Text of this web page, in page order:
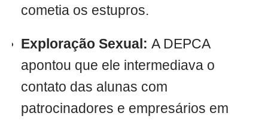
cometia os estupros.
Exploração Sexual: A DEPCA
apontou que ele intermediava o
contato das alunas com
patrocinadores e empresários em